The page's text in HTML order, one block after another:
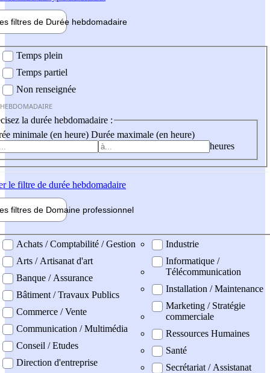
filtres de Durée hebdomadaire
Temps plein
Temps partiel
Non renseignée
la durée hebdomadaire :
minimale (en heure) Durée maximale (en heure)
heures
le filtre de durée hebdomadaire
filtres de Domaine professionnel
professionel
Achats / Comptabilité / Gestion
Arts / Artisanat d'art
Banque / Assurance
Bâtiment / Travaux Publics
Commerce / Vente
Communication / Multimédia
Conseil / Etudes
Direction d'entreprise
Industrie
Informatique /
Télécommunication
Installation / Maintenance
Marketing / Stratégie
commerciale
Ressources Humaines
Santé
Secrétariat / Assistanat